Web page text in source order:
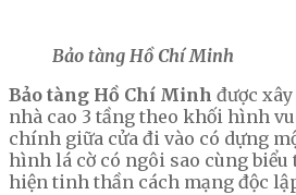
Bảo tàng Hồ Chí Minh
Bảo tàng Hồ Chí Minh được
nhà cao 3 tầng theo khối hình
chính giữa cửa đi vào có dựng
hình lá cờ có ngôi sao cùng biểu
hiện tinh thần cách mạng độc